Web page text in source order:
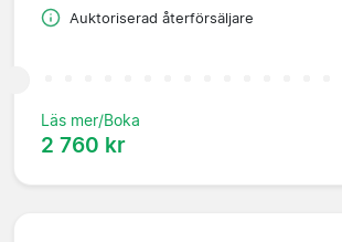
Auktoriserad återförsäljare
Läs mer/Boka
2 760 kr